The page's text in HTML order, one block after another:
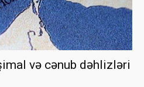
və cənub dəhlizləri